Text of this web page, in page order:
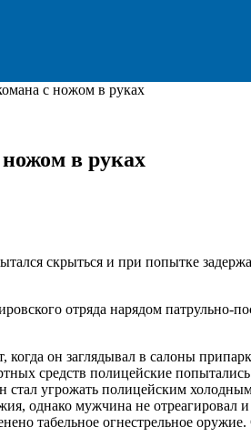
с ножом в руках
в руках
скрыться и при попытке
отряда нарядом
он заглядывал в салоны
средств полицейские
угрожать полицейским
однако мужчина не
табельное огнестрельное